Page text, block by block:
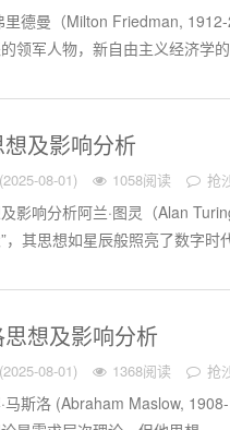
里德曼（Milton Friedman,
领军人物，新自由主义经济学
及影响分析
08-01) 1058阅读 抢
影响分析阿兰·图灵（Alan
，其思想如星辰般照亮了数字时
想及影响分析
08-01) 1368阅读 抢
马斯洛 (Abraham Maslow,